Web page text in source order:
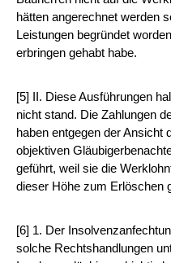
hätten angerechnet werden
Leistungen begründet
erbringen gehabt habe.
[5] II. Diese Ausführungen
nicht stand. Die Zahlungen
haben entgegen der Ansicht
objektiven
geführt, weil sie die
dieser Höhe zum Erlöschen
[6] 1. Der
solche Rechtshandlungen